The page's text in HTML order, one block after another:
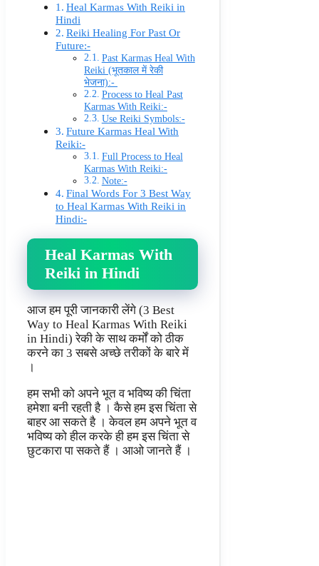
Heal Karmas With Reiki in
Hindi
Reiki Healing For Past Or
Future:-
Past Karmas Heal With
Reiki (भूतकाल में रेकी
भेजना):-
Process to Heal Past
Karmas With Reiki:-
Use Reiki Symbols:-
Future Karmas Heal With
Reiki:-
Full Process to Heal
Karmas With Reiki:-
Note:-
Final Words For 3 Best Way
to Heal Karmas With Reiki in
Hindi:-
Heal Karmas With
Reiki in Hindi
आज हम पूरी जानकारी लेंगे (3 Best
Way to Heal Karmas With Reiki
in Hindi) रेकी के साथ कर्मों को ठीक
करने का 3 सबसे अच्छे तरीकों के बारे में
।
हम सभी को अपने भूत व भविष्य की चिंता
हमेशा बनी रहती है । कैसे हम इस चिंता से
बाहर आ सकते है । केवल हम अपने भूत व
भविष्य को हील करके ही हम इस चिंता से
छुटकारा पा सकते हैं । आओ जानते हैं ।